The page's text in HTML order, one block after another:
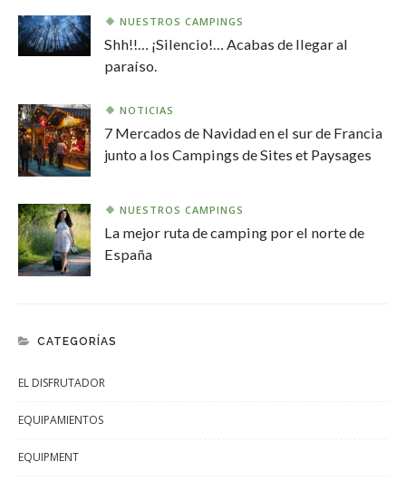
NUESTROS CAMPINGS
Shh!!… ¡Silencio!… Acabas de llegar al
paraíso.
NOTICIAS
7 Mercados de Navidad en el sur de Francia
junto a los Campings de Sites et Paysages
NUESTROS CAMPINGS
La mejor ruta de camping por el norte de
España
CATEGORÍAS
EL DISFRUTADOR
EQUIPAMIENTOS
EQUIPMENT